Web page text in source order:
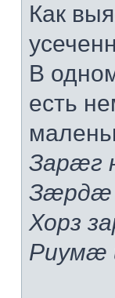
Как
В
есть
Зарæг
Зæрдæ
Хорз
Риумæ